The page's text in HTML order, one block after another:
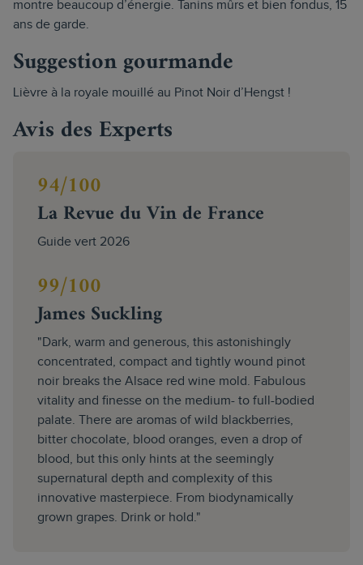
montre beaucoup d’énergie. Tanins mûrs et bien fondus, 15
ans de garde.
Suggestion gourmande
Lièvre à la royale mouillé au Pinot Noir d’Hengst !
Avis des Experts
94/100
La Revue du Vin de France
Guide vert 2026
99/100
James Suckling
"Dark, warm and generous, this astonishingly
concentrated, compact and tightly wound pinot
noir breaks the Alsace red wine mold. Fabulous
vitality and finesse on the medium- to full-bodied
palate. There are aromas of wild blackberries,
bitter chocolate, blood oranges, even a drop of
blood, but this only hints at the seemingly
supernatural depth and complexity of this
innovative masterpiece. From biodynamically
grown grapes. Drink or hold."